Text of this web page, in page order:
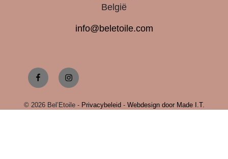
België
info@beletoile.com
FacebookInstagram
© 2026 Bel’Etoile - Privacybeleid - Webdesign door Made I.T.